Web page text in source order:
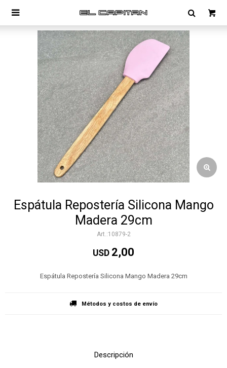

Espátula Repostería Silicona Mango
Madera 29cm
10879-2
USD 2,00
Espátula Repostería Silicona Mango Madera 29cm
Métodos y costos de envío
Descripción